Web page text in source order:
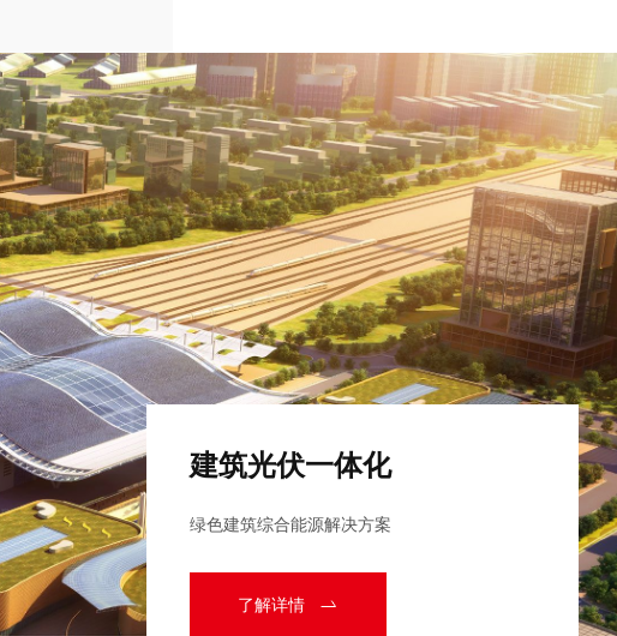
建筑光伏一体化
绿色建筑综合能源解决方案
了解详情